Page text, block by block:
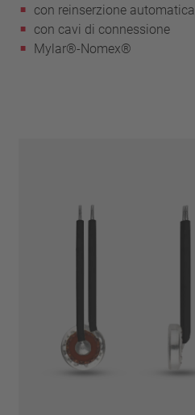
con reinserzione automatica
con cavi di connessione
Mylar®-Nomex®